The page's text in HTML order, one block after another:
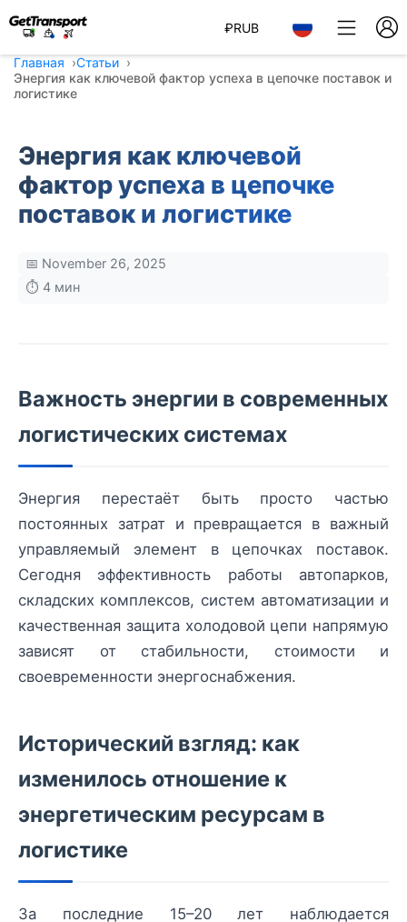
₽RUB
Главная
Статьи
Энергия как ключевой фактор успеха в цепочке поставок и
логистике
Энергия как ключевой
фактор успеха в цепочке
поставок и логистике
📅 November 26, 2025
⏱️ 4 мин
Важность энергии в современных
логистических системах
Энергия перестаёт быть просто частью
постоянных затрат и превращается в важный
управляемый элемент в цепочках поставок.
Сегодня эффективность работы автопарков,
складских комплексов, систем автоматизации и
качественная защита холодовой цепи напрямую
зависят от стабильности, стоимости и
своевременности энергоснабжения.
Исторический взгляд: как
изменилось отношение к
энергетическим ресурсам в
логистике
За последние 15–20 лет наблюдается